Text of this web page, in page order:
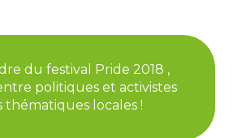
du festival Pride 2018 ,
politiques et activistes
thématiques locales !